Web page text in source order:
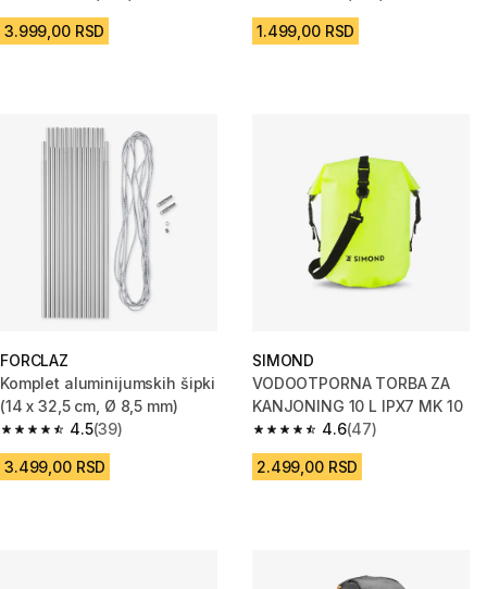
4.7 od 5 zvezdica from 1110 Recenzije
3.999,00 RSD
4.7 od 5 zvezdica from 605
1.499,00 RSD
FORCLAZ
Komplet aluminijumskih šipki
(14 x 32,5 cm, Ø 8,5 mm)
4.5
4.5 od 5 zvezdica from 39 Recenzije
(39)
3.499,00 RSD
SIMOND
VODOOTPORNA TORBA ZA
KANJONING 10 L IPX7 MK 10
4.6
4.6 od 5 zvezdica from 47
(47)
2.499,00 RSD